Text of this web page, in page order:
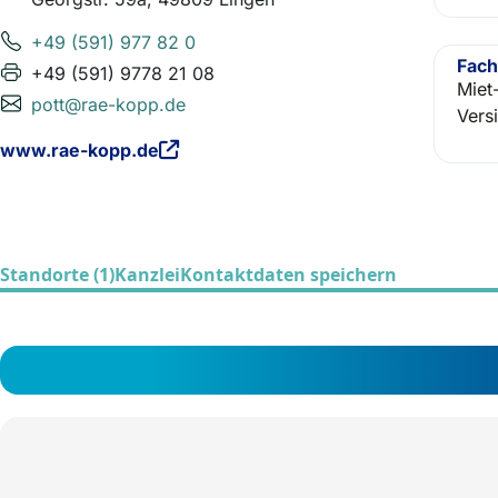
+49 (591) 977 82 0
+49 (591) 9778 21 08
pott@rae-kopp.de
www.rae-kopp.de
Standorte (1)KanzleiKontaktdaten speichern